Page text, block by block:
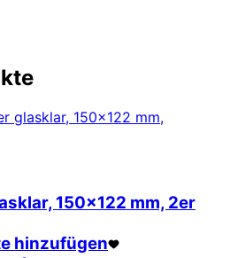
150×122 mm, 2er
hinzufügen